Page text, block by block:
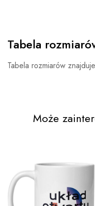
Tabela
Tabela rozmiarów
Może